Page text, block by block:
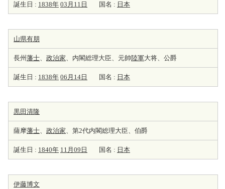
誕生日 : 1838年 03月11日 国名 : 日本
山県有朋
長州 藩士、 政治家、内閣総理大臣、元帥陸軍大将、公爵
誕生日 : 1838年 06月14日 国名 : 日本
黒田清隆
薩摩藩士、 政治家、第2代内閣総理大臣、伯爵
誕生日 : 1840年 11月09日 国名 : 日本
伊藤博文